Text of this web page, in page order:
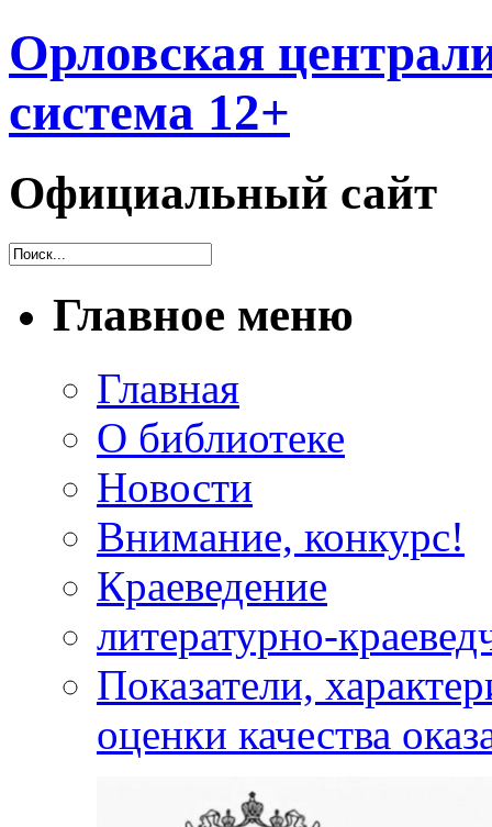
Орловская
система 12+
Официальный сайт
Главное меню
Главная
О библиотеке
Новости
Внимание, конкурс!
Краеведение
литературно-
Показатели,
оценки качества